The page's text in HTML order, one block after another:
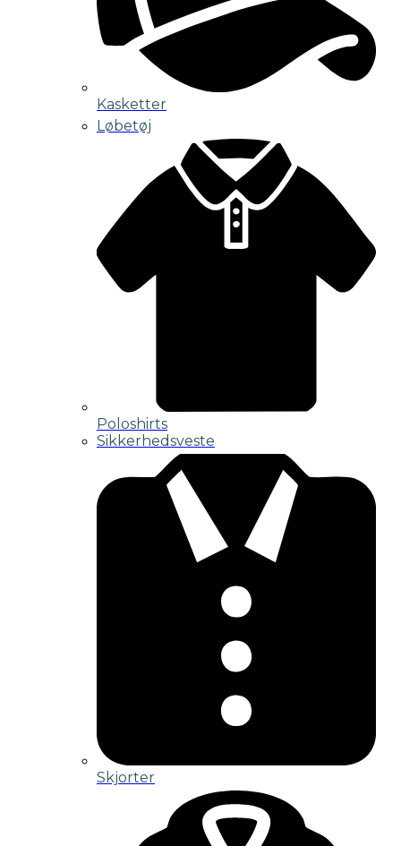
Kasketter
Løbetøj
Poloshirts
Sikkerhedsveste
Skjorter